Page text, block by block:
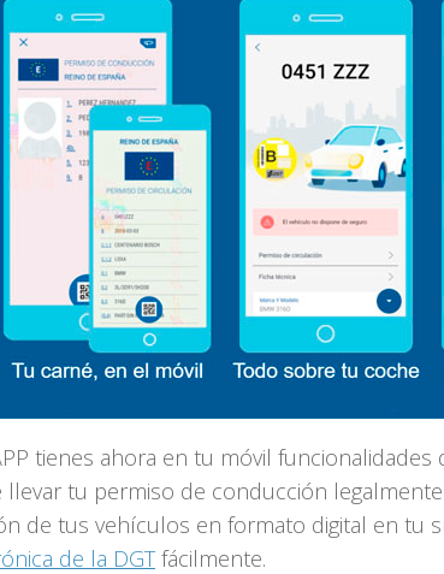
tienes ahora en tu móvil
llevar tu permiso de conducción
de tus vehículos en formato digital en tu
de la DGT fácilmente.